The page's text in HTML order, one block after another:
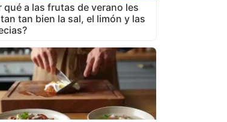
qué a las frutas de verano les
tan bien la sal, el limón y las